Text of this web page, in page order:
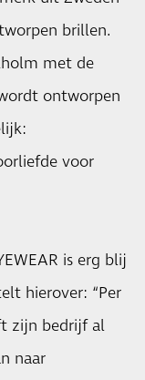
brillen.
met de
ontworpen
voor
is erg blij
hierover: “Per
zijn bedrijf al
naar